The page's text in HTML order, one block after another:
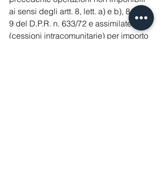
ai sensi degli artt. 8, lett. a) e b), 8 bis e
9 del D.P.R. n. 633/72 e assimilate
(cessioni intracomunitarie) per importo